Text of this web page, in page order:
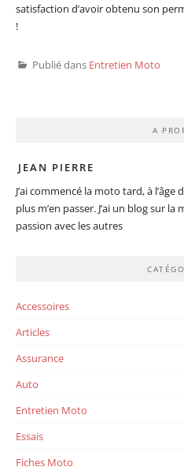
satisfaction d’avoir obtenu son
!
Publié dans Entretien Moto
A
JEAN PIERRE
J’ai commencé la moto tard, à
plus m’en passer. J’ai un blog sur
passion avec les autres
Accessoires
Articles
Assurance
Auto
Entretien Moto
Essais
Fiches Moto